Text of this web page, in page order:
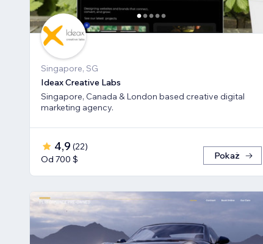
Singapore, SG
Ideax Creative Labs
Singapore, Canada & London based creative digital
marketing agency.
4,9 (22)
Od 700 $
Pokaż